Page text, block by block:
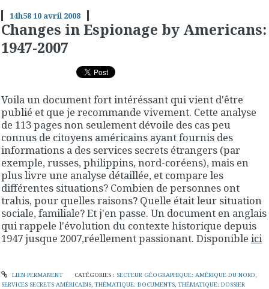
14h5810 avril 2008
Changes in Espionage by Americans:
1947-2007
Voila un document fort intéréssant qui vient d'être
publié et que je recommande vivement. Cette analyse
de 113 pages non seulement dévoile des cas peu
connus de citoyens américains ayant fournis des
informations a des services secrets étrangers (par
exemple, russes, philippins, nord-coréens), mais en
plus livre une analyse détaillée, et compare les
différentes situations? Combien de personnes ont
trahis, pour quelles raisons? Quelle était leur situation
sociale, familiale? Et j'en passe. Un document en anglais
qui rappele l'évolution du contexte historique depuis
1947 jusque 2007,réellement passionant. Disponible ici
LIEN PERMANENT CATÉGORIES : SECTEUR GÉOGRAPHIQUE: AMÉRIQUE DU NORD,
SERVICES SECRETS AMÉRICAINS, THÉMATIQUE: DOCUMENTS, THÉMATIQUE: DOSSIER